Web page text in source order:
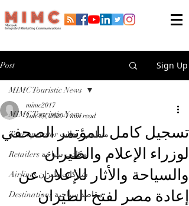
Post Sign Up
MIMC Touristic News
Tour operator منظمي رحلات
Retailers مكاتب سياحة
Airlines شركات طيران
Destinations مقاصد سياحية
MIMC Touristic News
تسجيل كامل للمؤتمر الصحفي
لوزراء الإعلام والطيران
والسياحة والأثار للإعلان عن
إعادة مصر لفتح الطيران
mimc2017
Jun 15, 2020 1 min read